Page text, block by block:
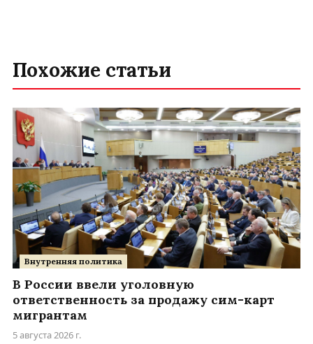
Похожие статьи
Внутренняя политика
В России ввели уголовную
ответственность за продажу сим-карт
мигрантам
5 августа 2026 г.